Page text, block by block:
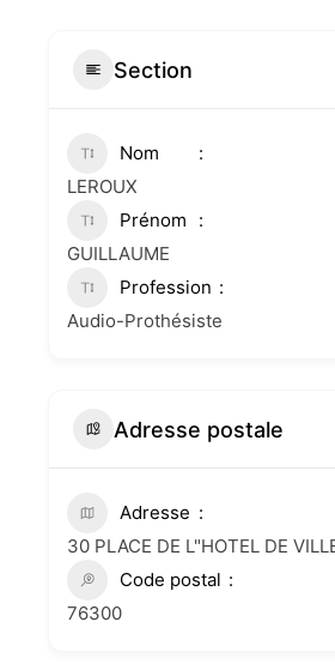
Section
Nom
LEROUX
Prénom
GUILLAUME
Profession
Audio-Prothésiste
Adresse postale
Adresse
30 PLACE DE L"HOTEL DE
Code postal
76300